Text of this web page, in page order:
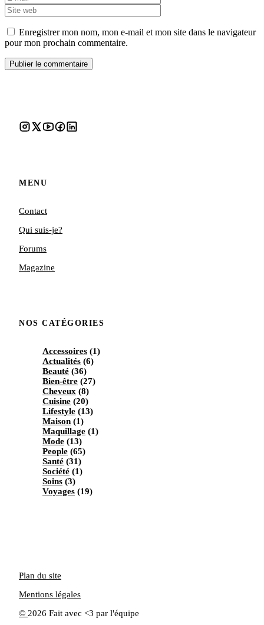
web
Enregistrer mon nom, mon e-mail et mon site dans le navigateur
pour mon prochain commentaire.
MENU
Contact
Qui suis-je?
Forums
Magazine
NOS CATÉGORIES
Accessoires (1)
Actualités (6)
Beauté (36)
Bien-être (27)
Cheveux (8)
Cuisine (20)
Lifestyle (13)
Maison (1)
Maquillage (1)
Mode (13)
People (65)
Santé (31)
Société (1)
Soins (3)
Voyages (19)
© 2026 Fait avec <3 par l'équipe
Plan du site
Mentions légales